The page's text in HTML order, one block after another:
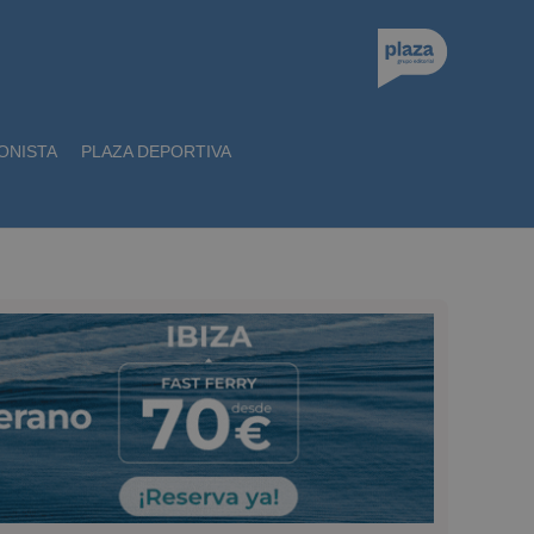
PLAZA DEPORTIVA